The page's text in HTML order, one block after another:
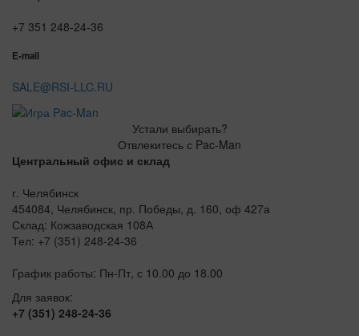
+7 351 248-24-36
E-mail
SALE@RSI-LLC.RU
Устали выбирать?
Отвлекитесь с Pac-Man
Центральный офис и склад
г. Челябинск
454084, Челябинск, пр. Победы, д. 160, оф 427а
Склад: Кожзаводская 108А
Тел: +7 (351) 248-24-36
График работы: Пн-Пт, с 10.00 до 18.00
Для заявок:
+7 (351) 248-24-36